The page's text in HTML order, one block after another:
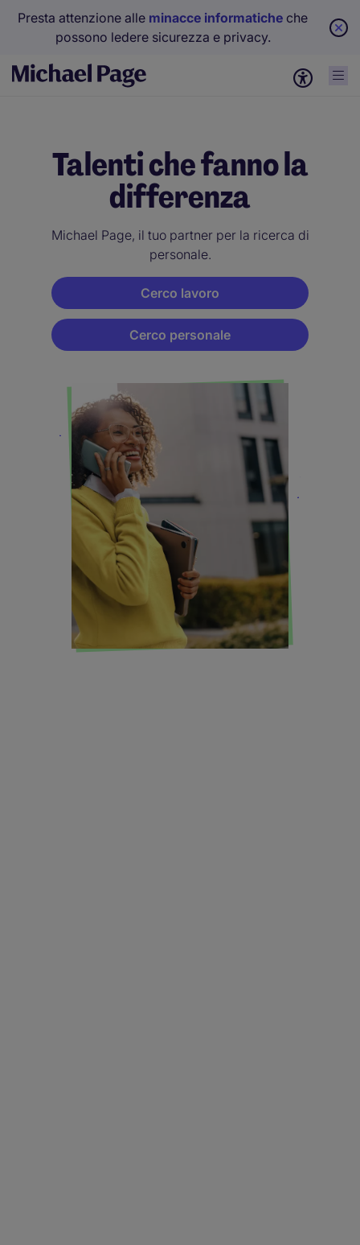
Presta attenzione alle minacce informatiche che
possono ledere sicurezza e privacy.
Michael Page, il tuo partner per la ricerca di
personale.
Talenti che fanno la
differenza
Cerco lavoro
Cerco personale